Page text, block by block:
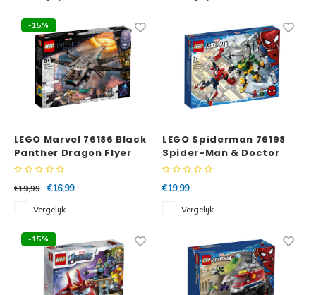
-15%
LEGO Marvel 76186 Black
Panther Dragon Flyer
€19,99
€16,99
Vergelijk
LEGO Spiderman 76198
Spider-Man & Doctor
Octopus mechagevecht
€19,99
Vergelijk
-15%